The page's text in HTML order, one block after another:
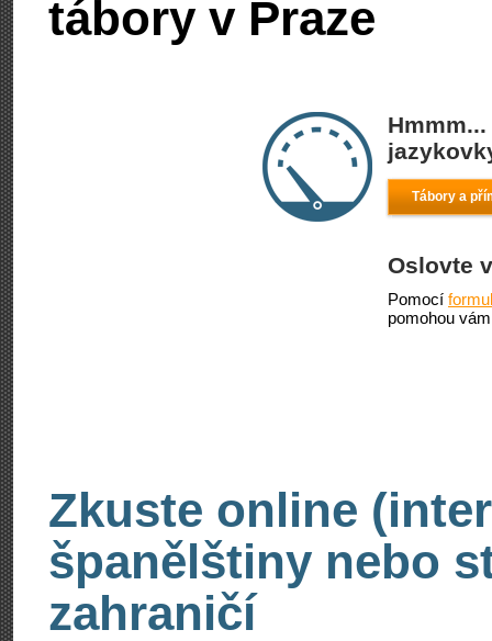
tábory v Praze
Tábory a
Oslovte
Pomocí
pomohou
Zkuste online
španělštiny nebo
zahraničí